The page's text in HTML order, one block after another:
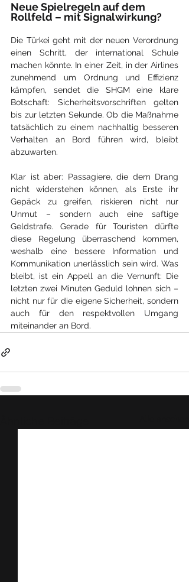
Neue Spielregeln auf dem
Rollfeld – mit Signalwirkung?
Die Türkei geht mit der neuen Verordnung
einen Schritt, der international Schule
machen könnte. In einer Zeit, in der Airlines
zunehmend um Ordnung und Effizienz
kämpfen, sendet die SHGM eine klare
Botschaft: Sicherheitsvorschriften gelten
bis zur letzten Sekunde. Ob die Maßnahme
tatsächlich zu einem nachhaltig besseren
Verhalten an Bord führen wird, bleibt
abzuwarten.
Klar ist aber: Passagiere, die dem Drang
nicht widerstehen können, als Erste ihr
Gepäck zu greifen, riskieren nicht nur
Unmut – sondern auch eine saftige
Geldstrafe. Gerade für Touristen dürfte
diese Regelung überraschend kommen,
weshalb eine bessere Information und
Kommunikation unerlässlich sein wird. Was
bleibt, ist ein Appell an die Vernunft: Die
letzten zwei Minuten Geduld lohnen sich –
nicht nur für die eigene Sicherheit, sondern
auch für den respektvollen Umgang
miteinander an Bord.